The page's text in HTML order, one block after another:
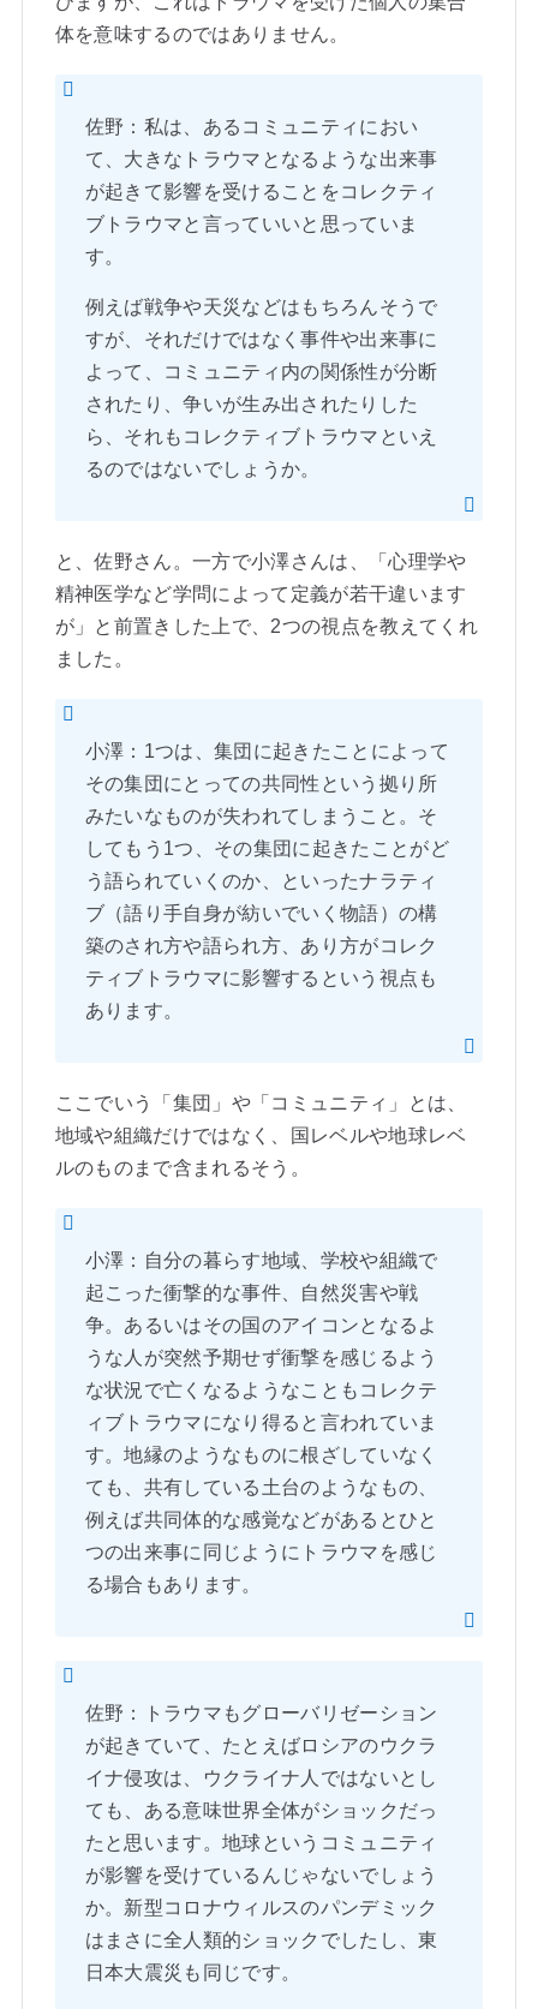
体を意味するのではありません。
佐野：私は、あるコミュニティにおい
て、大きなトラウマとなるような出来事
が起きて影響を受けることをコレクティ
ブトラウマと言っていいと思っていま
す。
例えば戦争や天災などはもちろんそうで
すが、それだけではなく事件や出来事に
よって、コミュニティ内の関係性が分断
されたり、争いが生み出されたりした
ら、それもコレクティブトラウマといえ
るのではないでしょうか。
と、佐野さん。一方で小澤さんは、「心理学や
精神医学など学問によって定義が若干違います
が」と前置きした上で、2つの視点を教えてくれ
ました。
小澤：1つは、集団に起きたことによって
その集団にとっての共同性という拠り所
みたいなものが失われてしまうこと。そ
してもう1つ、その集団に起きたことがど
う語られていくのか、といったナラティ
ブ（語り手自身が紡いでいく物語）の構
築のされ方や語られ方、あり方がコレク
ティブトラウマに影響するという視点も
あります。
ここでいう「集団」や「コミュニティ」とは、
地域や組織だけではなく、国レベルや地球レベ
ルのものまで含まれるそう。
小澤：自分の暮らす地域、学校や組織で
起こった衝撃的な事件、自然災害や戦
争。あるいはその国のアイコンとなるよ
うな人が突然予期せず衝撃を感じるよう
な状況で亡くなるようなこともコレクテ
ィブトラウマになり得ると言われていま
す。地縁のようなものに根ざしていなく
ても、共有している土台のようなもの、
例えば共同体的な感覚などがあるとひと
つの出来事に同じようにトラウマを感じ
る場合もあります。
佐野：トラウマもグローバリゼーション
が起きていて、たとえばロシアのウクラ
イナ侵攻は、ウクライナ人ではないとし
ても、ある意味世界全体がショックだっ
たと思います。地球というコミュニティ
が影響を受けているんじゃないでしょう
か。新型コロナウィルスのパンデミック
はまさに全人類的ショックでしたし、東
日本大震災も同じです。